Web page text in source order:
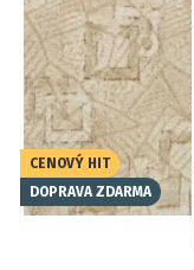
CENOVÝ HIT
DOPRAVA ZDARMA